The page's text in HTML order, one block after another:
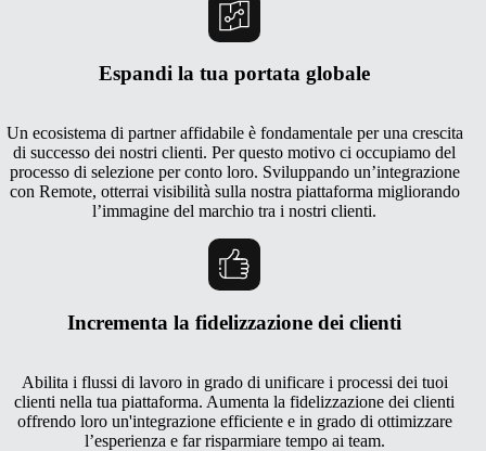
Espandi la tua portata globale
Un ecosistema di partner affidabile è fondamentale per una crescita
di successo dei nostri clienti. Per questo motivo ci occupiamo del
processo di selezione per conto loro. Sviluppando un’integrazione
con Remote, otterrai visibilità sulla nostra piattaforma migliorando
l’immagine del marchio tra i nostri clienti.
Incrementa la fidelizzazione dei clienti
Abilita i flussi di lavoro in grado di unificare i processi dei tuoi
clienti nella tua piattaforma. Aumenta la fidelizzazione dei clienti
offrendo loro un'integrazione efficiente e in grado di ottimizzare
l’esperienza e far risparmiare tempo ai team.